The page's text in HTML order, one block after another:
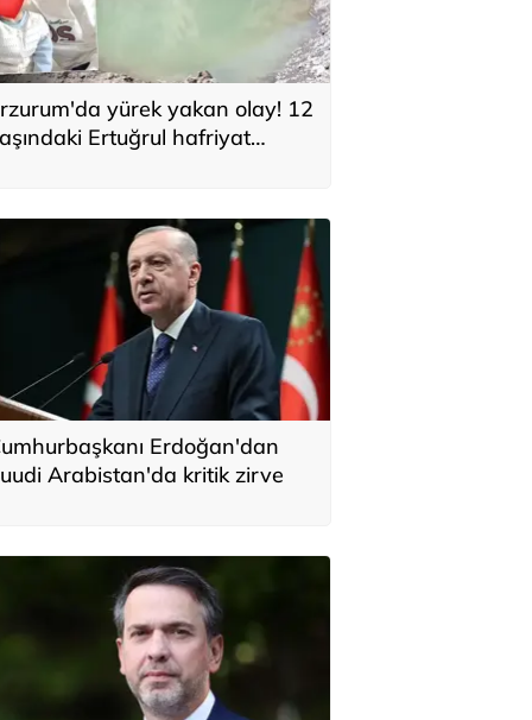
yürek yakan olay! 12
Ertuğrul hafriyat
Erdoğan'dan
Arabistan'da kritik zirve